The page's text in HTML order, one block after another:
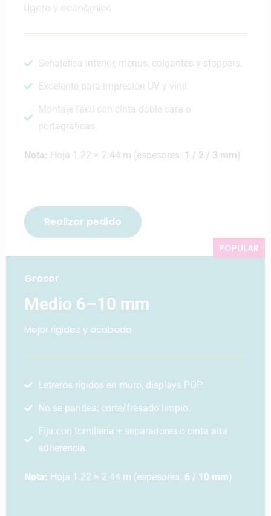
Ligero y económico
Señalética interior, menús, colgantes y stoppers.
Excelente para impresión UV y vinil.
Montaje fácil con cinta doble cara o
portagráficas.
Nota: Hoja 1.22 × 2.44 m (espesores: 1 / 2 / 3 mm)
Realizar pedido
POPULAR
Grosor
Medio 6–10 mm
Mejor rigidez y acabado
Letreros rígidos en muro, displays POP.
No se pandea; corte/fresado limpio.
Fija con tornillería + separadores o cinta alta
adherencia.
Nota: Hoja 1.22 × 2.44 m (espesores: 6 / 10 mm)